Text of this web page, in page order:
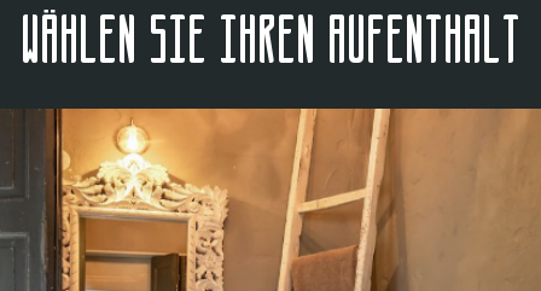
Wählen Sie Ihren Aufenthalt